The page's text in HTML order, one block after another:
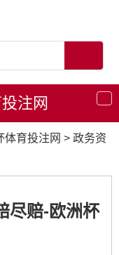
导
航
注网
体育投注网 > 政务资
尽赔-欧洲杯